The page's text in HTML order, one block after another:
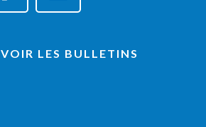
VOIR LES BULLETINS